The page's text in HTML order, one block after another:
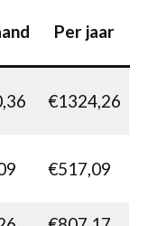
Per jaar
€1324,26
€517,09